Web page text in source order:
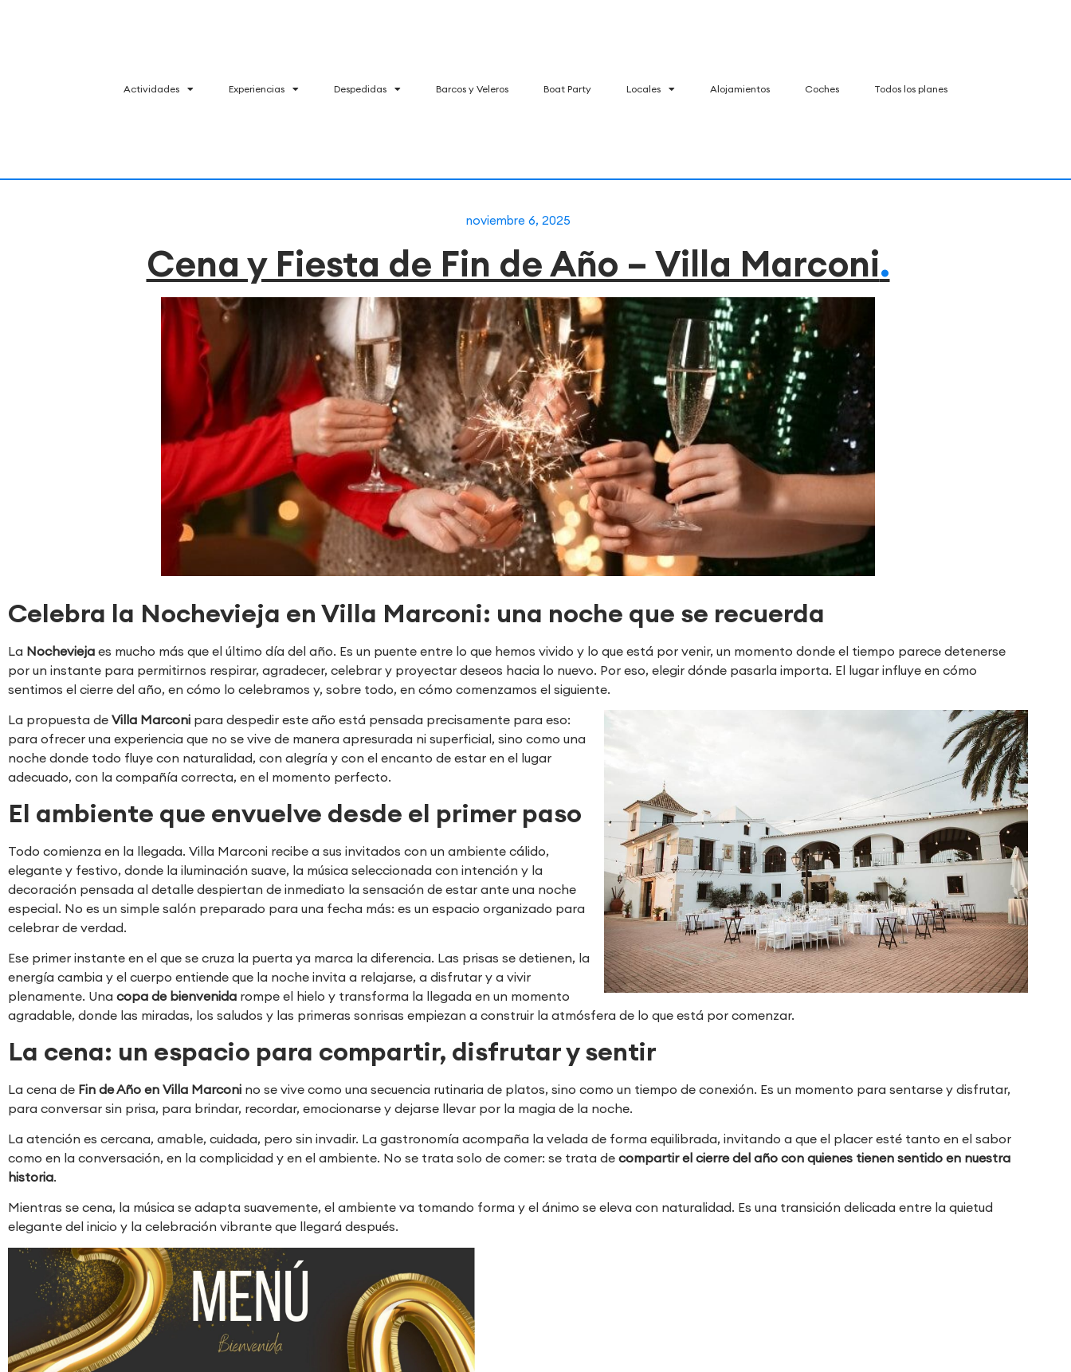
Actividades Experiencias Despedidas Barcos y Veleros Boat Party Locales Alojamientos Coches Todos los planes
noviembre 6, 2025
Cena y Fiesta de Fin de Año – Villa Marconi
Celebra la Nochevieja en Villa Marconi: una noche que se recuerda
La Nochevieja es mucho más que el último día del año. Es un puente entre lo que hemos vivido y lo que está por venir, un momento donde el tiempo parece detenerse
por un instante para permitirnos respirar, agradecer, celebrar y proyectar deseos hacia lo nuevo. Por eso, elegir dónde pasarla importa. El lugar influye en cómo
sentimos el cierre del año, en cómo lo celebramos y, sobre todo, en cómo comenzamos el siguiente.
La propuesta de Villa Marconi para despedir este año está pensada precisamente para eso:
para ofrecer una experiencia que no se vive de manera apresurada ni superficial, sino como una
noche donde todo fluye con naturalidad, con alegría y con el encanto de estar en el lugar
adecuado, con la compañía correcta, en el momento perfecto.
El ambiente que envuelve desde el primer paso
Todo comienza en la llegada. Villa Marconi recibe a sus invitados con un ambiente cálido,
elegante y festivo, donde la iluminación suave, la música seleccionada con intención y la
decoración pensada al detalle despiertan de inmediato la sensación de estar ante una noche
especial. No es un simple salón preparado para una fecha más: es un espacio organizado para
celebrar de verdad.
Ese primer instante en el que se cruza la puerta ya marca la diferencia. Las prisas se detienen, la
energía cambia y el cuerpo entiende que la noche invita a relajarse, a disfrutar y a vivir
plenamente. Una copa de bienvenida rompe el hielo y transforma la llegada en un momento
agradable, donde las miradas, los saludos y las primeras sonrisas empiezan a construir la atmósfera de lo que está por comenzar.
La cena: un espacio para compartir, disfrutar y sentir
La cena de Fin de Año en Villa Marconi no se vive como una secuencia rutinaria de platos, sino como un tiempo de conexión. Es un momento para sentarse y disfrutar,
para conversar sin prisa, para brindar, recordar, emocionarse y dejarse llevar por la magia de la noche.
La atención es cercana, amable, cuidada, pero sin invadir. La gastronomía acompaña la velada de forma equilibrada, invitando a que el placer esté tanto en el sabor
como en la conversación, en la complicidad y en el ambiente. No se trata solo de comer: se trata de compartir el cierre del año con quienes tienen sentido en nuestra
historia.
Mientras se cena, la música se adapta suavemente, el ambiente va tomando forma y el ánimo se eleva con naturalidad. Es una transición delicada entre la quietud
elegante del inicio y la celebración vibrante que llegará después.